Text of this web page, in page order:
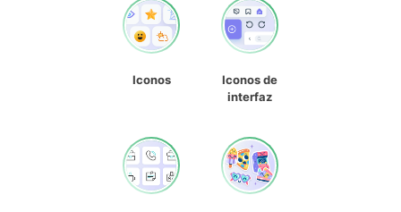
Iconos
Iconos de
interfaz